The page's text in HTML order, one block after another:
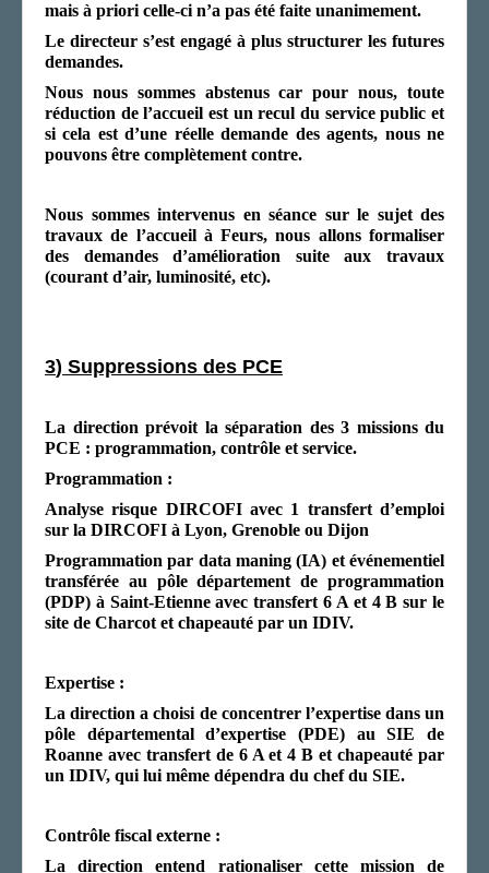
mais à priori celle-ci n’a pas été faite unanimement.
Le directeur s’est engagé à plus structurer les futures
demandes.
Nous nous sommes abstenus car pour nous, toute
réduction de l’accueil est un recul du service public et
si cela est d’une réelle demande des agents, nous ne
pouvons être complètement contre.
Nous sommes intervenus en séance sur le sujet des
travaux de l’accueil à Feurs, nous allons formaliser
des demandes d’amélioration suite aux travaux
(courant d’air, luminosité, etc).
3) Suppressions des PCE
La direction prévoit la séparation des 3 missions du
PCE : programmation, contrôle et service.
Programmation :
Analyse risque DIRCOFI avec 1 transfert d’emploi
sur la DIRCOFI à Lyon, Grenoble ou Dijon
Programmation par data maning(IA) et événementiel
transférée au pôle département de programmation
(PDP) à Saint-Etienne avec transfert 6 A et 4 B sur le
site de Charcot et chapeauté par un IDIV.
Expertise :
La direction a choisi de concentrer l’expertise dans un
pôle départemental d’expertise (PDE) au SIE de
Roanne avec transfert de 6 A et 4 B et chapeauté par
un IDIV, qui lui même dépendra du chef du SIE.
Contrôle fiscal externe :
La direction entend rationaliser cette mission de